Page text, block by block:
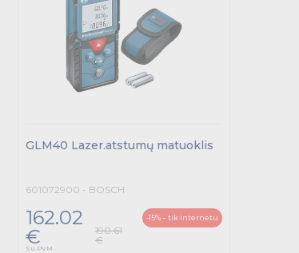
GLM40 Lazer.atstumų matuoklis
601072900 - BOSCH
162.02
€
190.61
€
-15% – tik internetu
Su PVM